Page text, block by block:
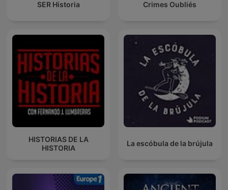
SER Historia Crimes Oubliés
HISTORIAS DE LA
HISTORIA
La escóbula de la brújula